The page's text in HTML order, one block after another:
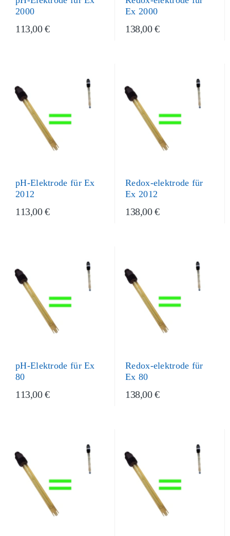
2000
113,00 €
Ex 2000
138,00 €
pH-Elektrode für Ex
2012
113,00 €
Redox-elektrode für
Ex 2012
138,00 €
pH-Elektrode für Ex
80
113,00 €
Redox-elektrode für
Ex 80
138,00 €